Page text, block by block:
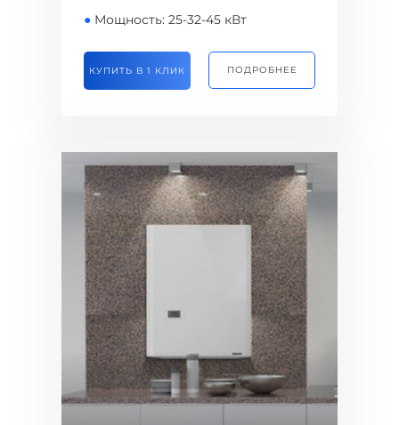
● Мощность: 25-32-45 кВт
КУПИТЬ В 1 КЛИК ПОДРОБНЕЕ